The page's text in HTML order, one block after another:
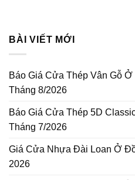
BÀI VIẾT MỚI
Báo Giá Cửa Thép Vân Gỗ
Tháng 8/2026
Báo Giá Cửa Thép 5D
Tháng 7/2026
Giá Cửa Nhựa Đài Loan Ở
2026